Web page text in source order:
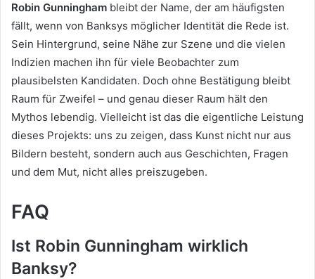
Robin Gunningham bleibt der Name, der am häufigsten
fällt, wenn von Banksys möglicher Identität die Rede ist.
Sein Hintergrund, seine Nähe zur Szene und die vielen
Indizien machen ihn für viele Beobachter zum
plausibelsten Kandidaten. Doch ohne Bestätigung bleibt
Raum für Zweifel – und genau dieser Raum hält den
Mythos lebendig. Vielleicht ist das die eigentliche Leistung
dieses Projekts: uns zu zeigen, dass Kunst nicht nur aus
Bildern besteht, sondern auch aus Geschichten, Fragen
und dem Mut, nicht alles preiszugeben.
FAQ
Ist Robin Gunningham wirklich
Banksy?